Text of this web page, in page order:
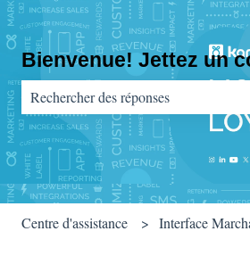
Bienvenue! Jettez un
Il n'y a aucune suggestion car le
Centre d'assistance Interface